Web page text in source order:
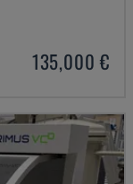
135,000 €